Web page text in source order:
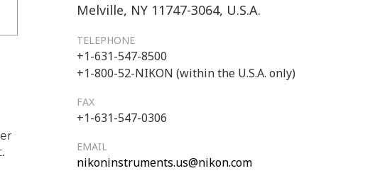
Melville, NY 11747-3064, U.S.A.
TELEPHONE
+1-631-547-8500
+1-800-52-NIKON (within the U.S.A. only)
FAX
+1-631-547-0306
EMAIL
nikoninstruments.us@nikon.com